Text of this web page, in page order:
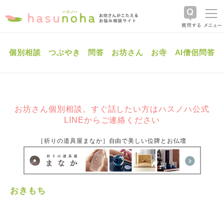
個別相談 つぶやき 問答 お坊さん お寺 AI僧侶問答
お坊さん個別相談。すぐ話したい方はハスノハ公式
LINEからご連絡ください
［祈りの道具屋まなか］自由で美しい位牌とお仏壇
おきもち